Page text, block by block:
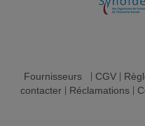
Fournisseurs| CGV|
contacter| Réclamations|